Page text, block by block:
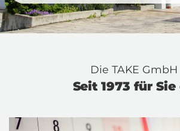
Die TAKE GmbH
Seit 1973 für Sie